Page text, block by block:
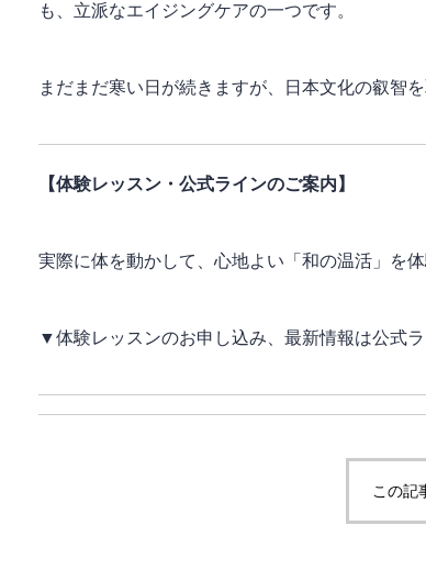
も、立派なエイジングケアの一つです。
まだまだ寒い日が続きますが、日本文化の叡智
【体験レッスン・公式ラインのご案内】
実際に体を動かして、心地よい「和の温活」を
▼体験レッスンのお申し込み、最新情報は公式
この記